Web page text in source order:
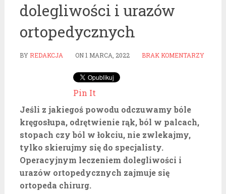
dolegliwości i urazów
ortopedycznych
BY REDAKCJA ON1 MARCA, 2022 BRAK KOMENTARZY
Pin It
Jeśli z jakiegoś powodu odczuwamy bóle
kręgosłupa, odrętwienie rąk, ból w palcach,
stopach czy ból w łokciu, nie zwlekajmy,
tylko skierujmy się do specjalisty.
Operacyjnym leczeniem dolegliwości i
urazów ortopedycznych zajmuje się
ortopeda chirurg.